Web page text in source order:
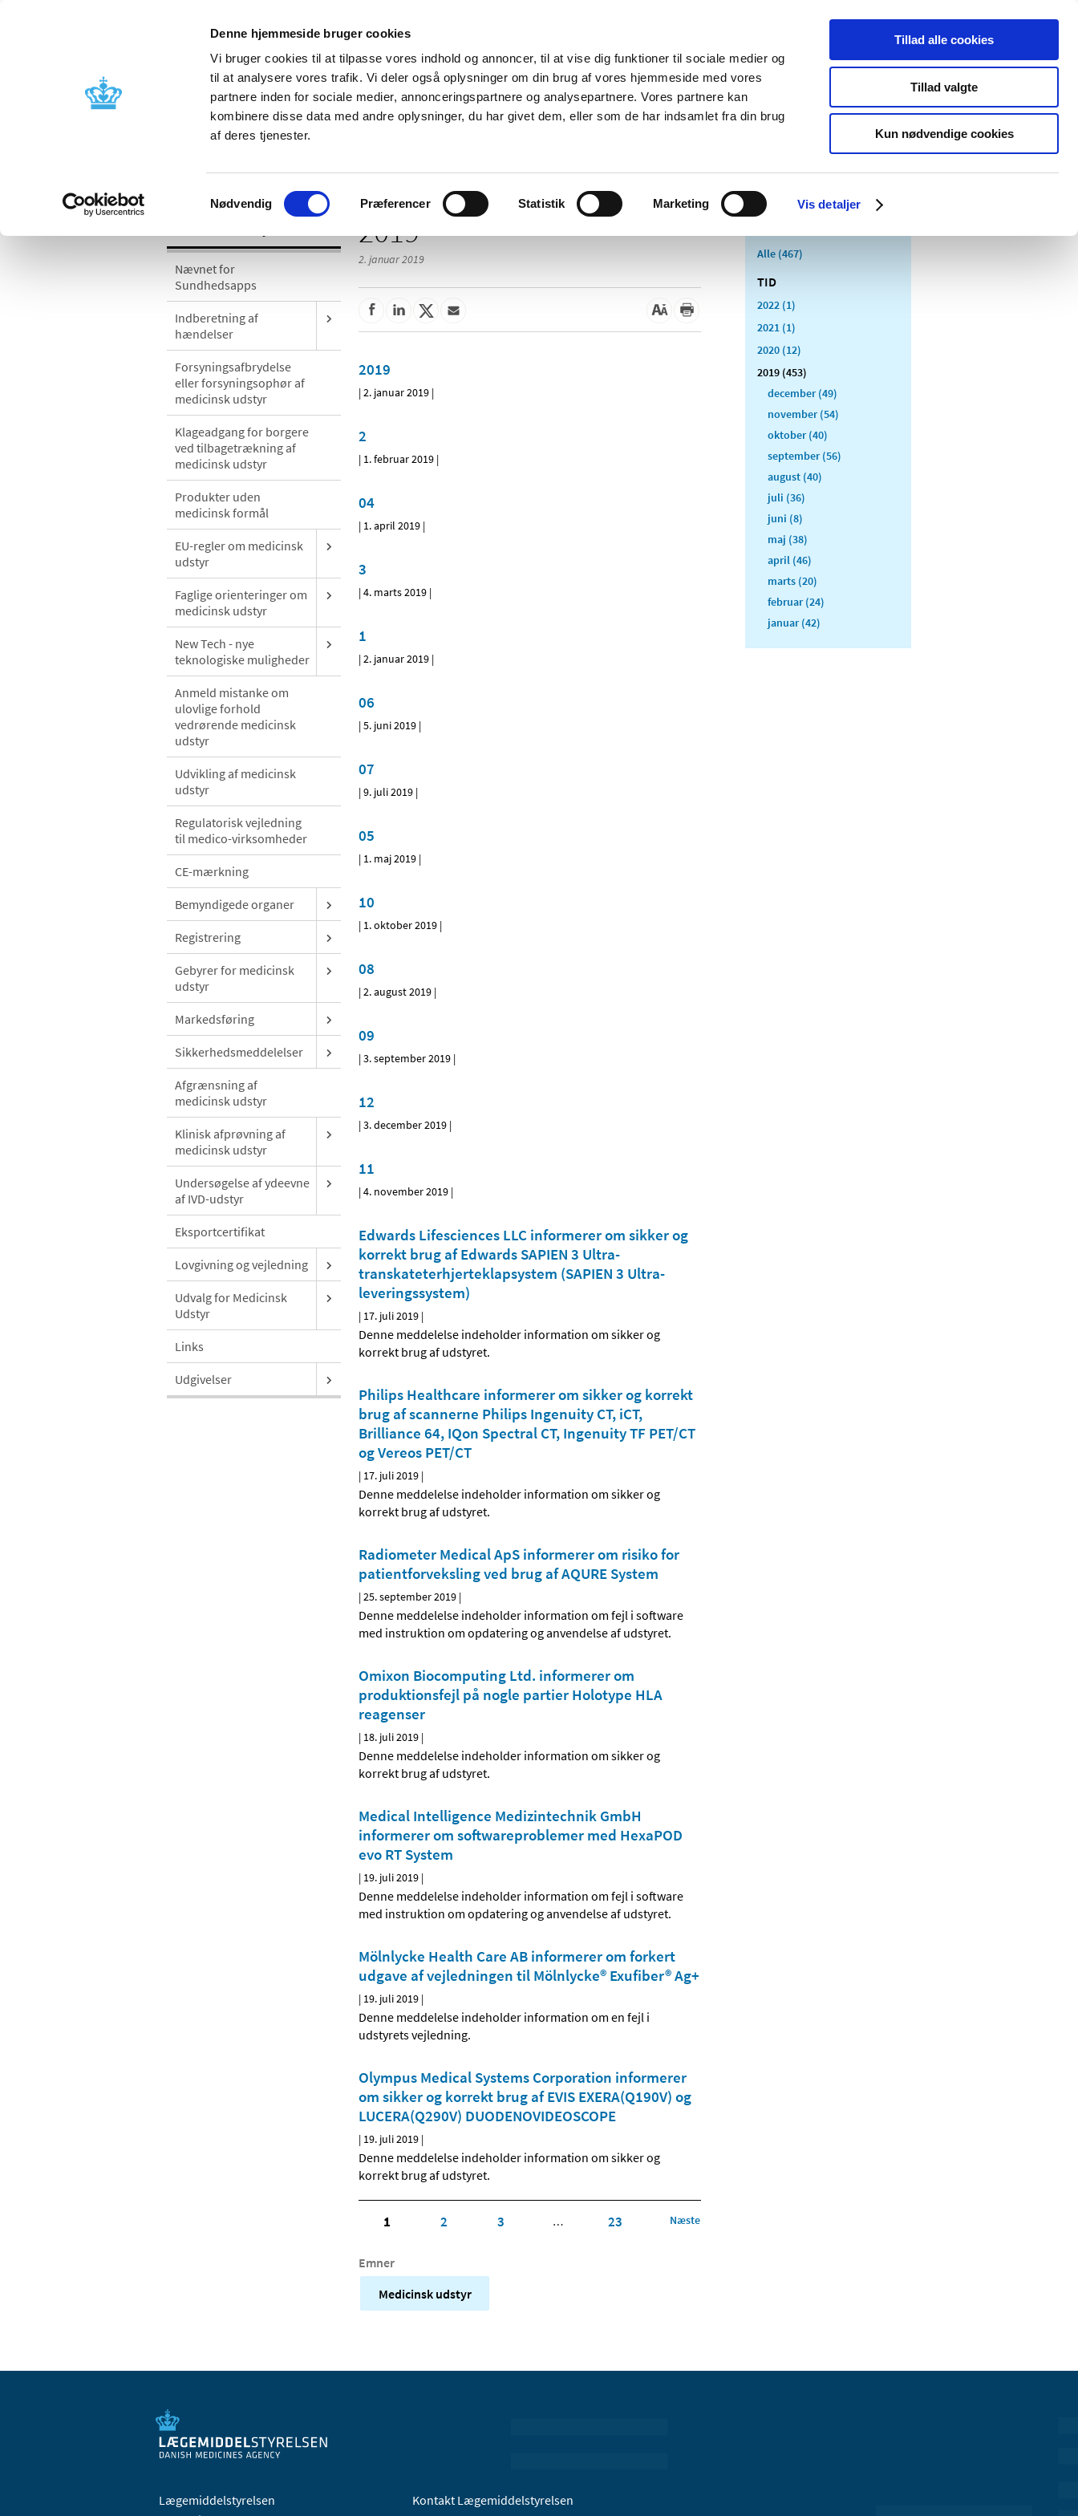
Denne hjemmeside bruger cookies
Vi bruger cookies til at tilpasse vores indhold og annoncer, til at vise dig funktioner til sociale medier og
til at analysere vores trafik. Vi deler også oplysninger om din brug af vores hjemmeside med vores
partnere inden for sociale medier, annonceringspartnere og analysepartnere. Vores partnere kan
kombinere disse data med andre oplysninger, du har givet dem, eller som de har indsamlet fra din brug
af deres tjenester.
Samtykkevalg
Nødvendig Præferencer Statistik Marketing Vis detaljer
Tillad alle cookies
Tillad valgte
Kun nødvendige cookies
Nyheder Om os Kontakt Udgivelser
Godkendelse og
Bivirkninger og
produktinformation
Tilskud og
Apoteker og salg af
Medicinsk
Særlige
produktområder
Nævnet for
Sundhedsapps
Indberetning af
hændelser
Forsyningsafbrydelse
eller forsyningsophør af
medicinsk udstyr
Klageadgang for borgere
ved tilbagetrækning af
medicinsk udstyr
Produkter uden
medicinsk formål
EU-regler om medicinsk
udstyr
Faglige orienteringer om
medicinsk udstyr
New Tech - nye
teknologiske muligheder
Anmeld mistanke om
ulovlige forhold
vedrørende medicinsk
udstyr
Udvikling af medicinsk
udstyr
Regulatorisk vejledning
til medico-virksomheder
CE-mærkning
Bemyndigede organer
Registrering
Gebyrer for medicinsk
udstyr
Markedsføring
Sikkerhedsmeddelelser
Afgrænsning af
medicinsk udstyr
Klinisk afprøvning af
medicinsk udstyr
Undersøgelse af ydeevne
af IVD-udstyr
Eksportcertifikat
Lovgivning og vejledning
Udvalg for Medicinsk
Udstyr
Links
Udgivelser
2019
2. januar 2019
2019
|2. januar 2019 |
2
| 1. februar 2019 |
04
| 1. april 2019 |
3
|4. marts 2019 |
1
|2. januar 2019 |
06
|5. juni 2019 |
07
|9. juli 2019 |
05
| 1. maj 2019 |
10
| 1. oktober 2019 |
08
|2. august 2019 |
09
|3. september 2019 |
12
|3. december 2019 |
11
|4. november 2019 |
Edwards Lifesciences LLC informerer om sikker og
korrekt brug af Edwards SAPIEN 3 Ultra-
transkateterhjerteklapsystem (SAPIEN 3 Ultra-
leveringssystem)
| 17. juli 2019 |
Denne meddelelse indeholder information om sikker og
korrekt brug af udstyret.
Philips Healthcare informerer om sikker og korrekt
brug af scannerne Philips Ingenuity CT, iCT,
Brilliance 64, IQon Spectral CT, Ingenuity TF PET/CT
og Vereos PET/CT
| 17. juli 2019 |
Denne meddelelse indeholder information om sikker og
korrekt brug af udstyret.
Radiometer Medical ApS informerer om risiko for
patientforveksling ved brug af AQURE System
|25. september 2019 |
Denne meddelelse indeholder information om fejl i software
med instruktion om opdatering og anvendelse af udstyret.
Omixon Biocomputing Ltd. informerer om
produktionsfejl på nogle partier Holotype HLA
reagenser
| 18. juli 2019 |
Denne meddelelse indeholder information om sikker og
korrekt brug af udstyret.
Medical Intelligence Medizintechnik GmbH
informerer om softwareproblemer med HexaPOD
evo RT System
| 19. juli 2019 |
Denne meddelelse indeholder information om fejl i software
med instruktion om opdatering og anvendelse af udstyret.
Mölnlycke Health Care AB informerer om forkert
udgave af vejledningen til Mölnlycke® Exufiber® Ag+
| 19. juli 2019 |
Denne meddelelse indeholder information om en fejl i
udstyrets vejledning.
Olympus Medical Systems Corporation informerer
om sikker og korrekt brug af EVIS EXERA(Q190V) og
LUCERA(Q290V) DUODENOVIDEOSCOPE
| 19. juli 2019 |
Denne meddelelse indeholder information om sikker og
korrekt brug af udstyret.
1 2 3 … 23 Næste
Emner
Medicinsk udstyr
Alle (467)
TID
2022 (1)
2021 (1)
2020 (12)
2019 (453)
december (49)
november (54)
oktober (40)
september (56)
august (40)
juli (36)
juni (8)
maj (38)
april (46)
marts (20)
februar (24)
januar (42)
Lægemiddelstyrelsen
Kontakt Lægemiddelstyrelsen